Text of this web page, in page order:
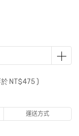
NT$475 )
運送方式